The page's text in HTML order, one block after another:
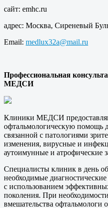
сайт: emhc.ru
адрес: Москва, Сиреневый
Email: medlux32a@mail.ru
Профессиональная
МЕДСИ
Клиники МЕДСИ
офтальмологическую помощь
связанной с патологиями
изменения, вирусные и
аутоимунные и атрофические
Специалисты клиник в день
необходимые
с использованием
поколения. При
вмешательства офтальмологи